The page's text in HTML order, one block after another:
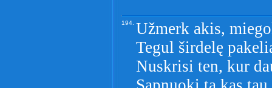
194. Užmerk akis,
Tegul širdelę
Nuskrisi ten, kur